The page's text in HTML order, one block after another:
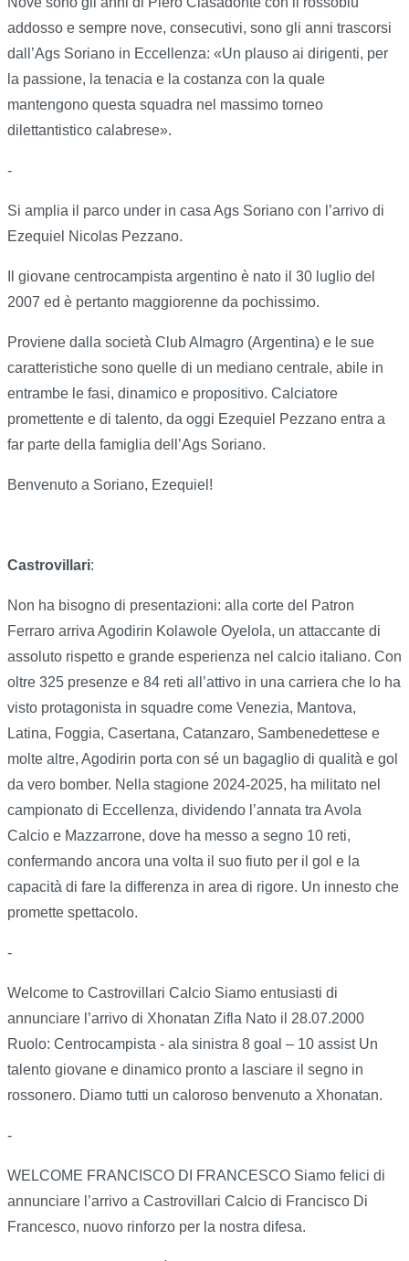
addosso e sempre nove, consecutivi, sono gli anni trascorsi
dall’Ags Soriano in Eccellenza: «Un plauso ai dirigenti, per
la passione, la tenacia e la costanza con la quale
mantengono questa squadra nel massimo torneo
dilettantistico calabrese».
-
Si amplia il parco under in casa Ags Soriano con l’arrivo di
Ezequiel Nicolas Pezzano.
Il giovane centrocampista argentino è nato il 30 luglio del
2007 ed è pertanto maggiorenne da pochissimo.
Proviene dalla società Club Almagro (Argentina) e le sue
caratteristiche sono quelle di un mediano centrale, abile in
entrambe le fasi, dinamico e propositivo. Calciatore
promettente e di talento, da oggi Ezequiel Pezzano entra a
far parte della famiglia dell’Ags Soriano.
Benvenuto a Soriano, Ezequiel!
Castrovillari:
Non ha bisogno di presentazioni: alla corte del Patron
Ferraro arriva Agodirin Kolawole Oyelola, un attaccante di
assoluto rispetto e grande esperienza nel calcio italiano. Con
oltre 325 presenze e 84 reti all’attivo in una carriera che lo ha
visto protagonista in squadre come Venezia, Mantova,
Latina, Foggia, Casertana, Catanzaro, Sambenedettese e
molte altre, Agodirin porta con sé un bagaglio di qualità e gol
da vero bomber. Nella stagione 2024-2025, ha militato nel
campionato di Eccellenza, dividendo l’annata tra Avola
Calcio e Mazzarrone, dove ha messo a segno 10 reti,
confermando ancora una volta il suo fiuto per il gol e la
capacità di fare la differenza in area di rigore. Un innesto che
promette spettacolo.
-
Welcome to Castrovillari Calcio Siamo entusiasti di
annunciare l’arrivo di Xhonatan Zifla Nato il 28.07.2000
Ruolo: Centrocampista - ala sinistra 8 goal – 10 assist Un
talento giovane e dinamico pronto a lasciare il segno in
rossonero. Diamo tutti un caloroso benvenuto a Xhonatan.
-
WELCOME FRANCISCO DI FRANCESCO Siamo felici di
annunciare l’arrivo a Castrovillari Calcio di Francisco Di
Francesco, nuovo rinforzo per la nostra difesa.